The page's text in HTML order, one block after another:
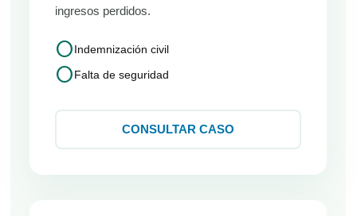
ingresos perdidos.
circleIndemnización civil
circleFalta de seguridad
CONSULTAR CASO